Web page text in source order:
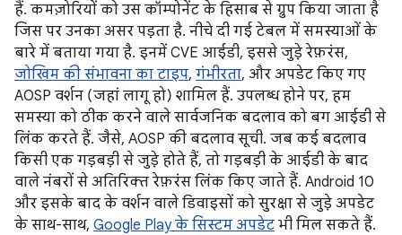
हैं. कमज़ोरियों को उस कॉम्पोनेंट के हिसाब से ग्रुप किया जाता है
जिस पर उनका असर पड़ता है. नीचे दी गई टेबल में समस्याओं के
बारे में बताया गया है. इनमें CVE आईडी, इससे जुड़े रेफ़रंस,
जोखिम की संभावना का टाइप, गंभीरता, और अपडेट किए गए
AOSP वर्शन (जहां लागू हो) शामिल हैं. उपलब्ध होने पर, हम
समस्या को ठीक करने वाले सार्वजनिक बदलाव को बग आईडी से
लिंक करते हैं. जैसे, AOSP की बदलाव सूची. जब कई बदलाव
किसी एक गड़बड़ी से जुड़े होते हैं, तो गड़बड़ी के आईडी के बाद
वाले नंबरों से अतिरिक्त रेफ़रंस लिंक किए जाते हैं. Android 10
और इसके बाद के वर्शन वाले डिवाइसों को सुरक्षा से जुड़े अपडेट
के साथ-साथ, Google Play के सिस्टम अपडेट भी मिल सकते हैं.